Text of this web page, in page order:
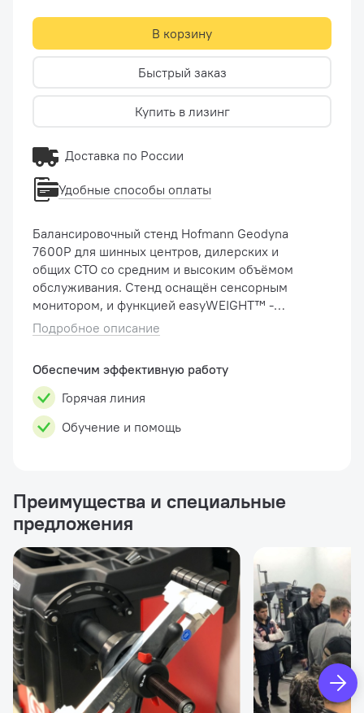
Балансировочный стенд Hofmann Geodyna
7600P для шинных центров, дилерских и
общих СТО со средним и высоким объёмом
обслуживания. Стенд оснащён сенсорным
монитором, и функцией easyWEIGHT™ -
точечным лазерным указателем - точным,
быстрым и простым решением для установки
Подробное описание
Обеспечим эффективную работу
Горячая линия
Обучение и помощь
В корзину
Быстрый заказ
Купить в лизинг
Доставка по России
Удобные способы оплаты
Преимущества и специальные
предложения